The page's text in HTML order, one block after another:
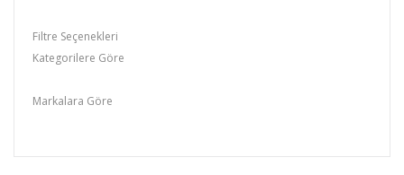
Filtre Seçenekleri
Kategorilere Göre
Markalara Göre